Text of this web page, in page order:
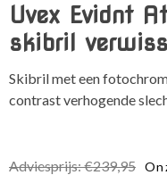
Uvex Evidnt
skibril
Skibril met een
contrast verhogende
Adviesprijs:€239,95